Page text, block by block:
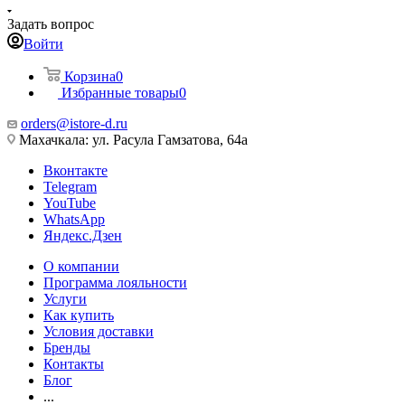
Задать вопрос
Войти
Корзина0
Избранные товары0
orders@istore-d.ru
Махачкала: ул. Расула Гамзатова, 64а
Вконтакте
Telegram
YouTube
WhatsApp
Яндекс.Дзен
О компании
Программа лояльности
Услуги
Как купить
Условия доставки
Бренды
Контакты
Блог
...